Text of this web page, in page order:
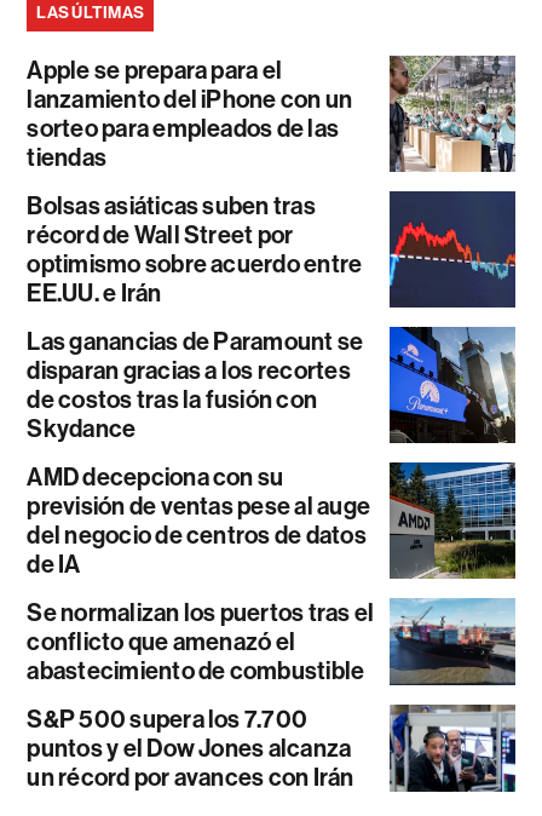
LAS ÚLTIMAS
Apple se prepara para el
lanzamiento del iPhone con un
sorteo para empleados de las
tiendas
Bolsas asiáticas suben tras
récord de Wall Street por
optimismo sobre acuerdo entre
EE.UU. e Irán
Las ganancias de Paramount se
disparan gracias a los recortes
de costos tras la fusión con
Skydance
AMD decepciona con su
previsión de ventas pese al auge
del negocio de centros de datos
de IA
Se normalizan los puertos tras el
conflicto que amenazó el
abastecimiento de combustible
S&P 500 supera los 7.700
puntos y el Dow Jones alcanza
un récord por avances con Irán